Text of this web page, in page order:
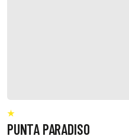
PUNTA PARADISO